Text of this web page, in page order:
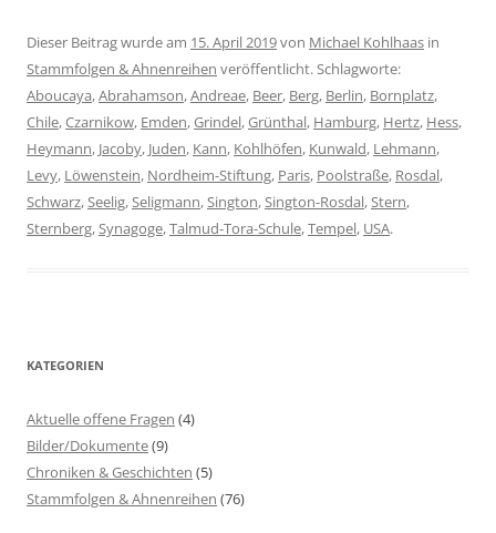
Dieser Beitrag wurde am 15. April 2019von Michael Kohlhaas in
Stammfolgen & Ahnenreihen veröffentlicht. Schlagworte:
Aboucaya,Abrahamson,Andreae, Beer, Berg, Berlin, Bornplatz,
Chile,Czarnikow, Emden,Grindel,Grünthal, Hamburg, Hertz, Hess,
Heymann, Jacoby, Juden, Kann, Kohlhöfen, Kunwald, Lehmann,
Levy, Löwenstein, Nordheim-Stiftung, Paris, Poolstraße, Rosdal,
Schwarz,Seelig,Seligmann,Sington,Sington-Rosdal,Stern,
Sternberg,Synagoge,Talmud-Tora-Schule,Tempel, USA.
KATEGORIEN
Aktuelle offene Fragen (4)
Bilder/Dokumente(9)
Chroniken & Geschichten (5)
Stammfolgen & Ahnenreihen (76)